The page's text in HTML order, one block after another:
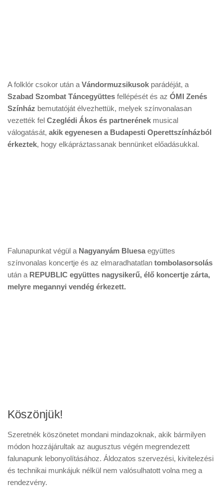
A folklór csokor után a Vándormuzsikusok parádéját, a
Szabad Szombat Táncegyüttes fellépését és az ÓMI Zenés
Színház bemutatóját élvezhettük, melyek színvonalasan
vezették fel Czeglédi Ákos és partnerének musical
válogatását, akik egyenesen a Budapesti Operettszínházból
érkeztek, hogy elkápráztassanak bennünket előadásukkal.
Falunapunkat végül a Nagyanyám Bluesaegyüttes
színvonalas koncertje és az elmaradhatatlan tombolasorsolás
után a REPUBLIC együttes nagysikerű, élő koncertje zárta,
melyre megannyi vendég érkezett.
Köszönjük!
Szeretnék köszönetet mondani mindazoknak, akik bármilyen
módon hozzájárultak az augusztus végén megrendezett
falunapunk lebonyolításához. Áldozatos szervezési, kivitelezési
és technikai munkájuk nélkül nem valósulhatott volna meg a
rendezvény.